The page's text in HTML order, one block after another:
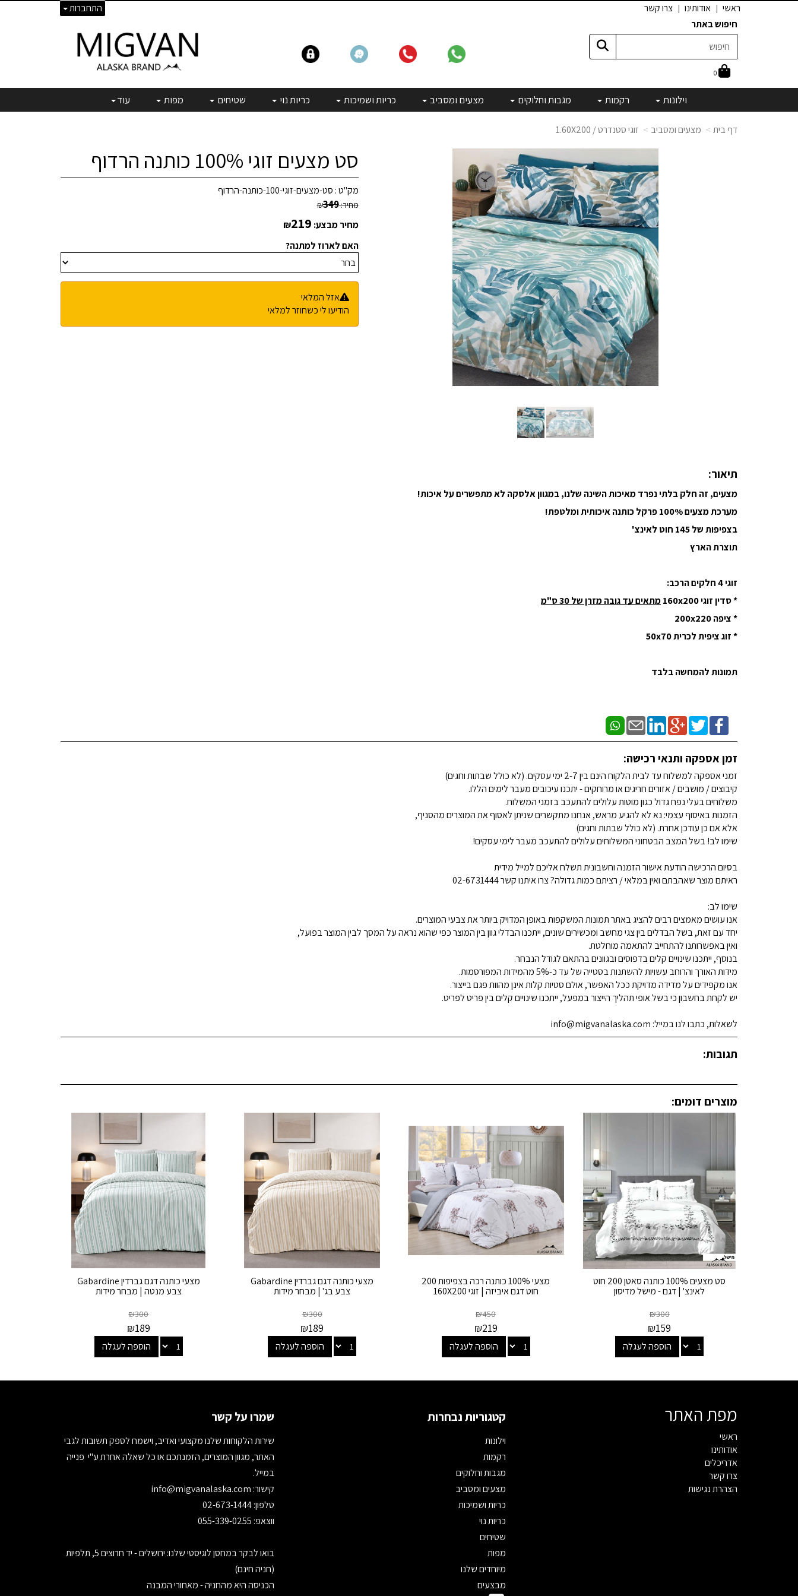
התחברות ראשי אודותינו
צרו קשר
חיפוש באתר
0
וילונות רקמות מגבות וחלוקים מצעים ומסביב כריות ושמיכות כריות נוי שטיחים מפות עוד
דף בית מצעים ומסביב זוגי סטנדרט / 1.60X200
סט מצעים זוגי 100% כותנה הרדוף
מק"ט : סט-מצעים-זוגי-100-כותנה-הרדוף
מחיר: ₪349
מחיר מבצע: ₪219
האם לארוז למתנה?
אזל המלאי
הודיעו לי כשחוזר למלאי
תיאור:
מצעים, זה חלק בלתי נפרד מאיכות השינה שלנו, במגוון אלסקה לא מתפשרים על איכות!
מערכת מצעים 100% פרקל כותנה איכותית ומלטפת!
בצפיפות של 145 חוט לאינצ'
תוצרת הארץ
זוגי 4 חלקים הרכב:
* סדין זוגי 160x200
מתאים עד גובה מזרן של 30 ס"מ
* ציפה 200x220
* זוג ציפית לכרית 50x70
תמונות להמחשה בלבד
זמן אספקה ותנאי רכישה:
זמני אספקה למשלוח עד לבית הלקוח הינם בין 2-7 ימי עסקים. (לא כולל שבתות וחגים)
קיבוצים / מושבים / אזורים חריגים או מרוחקים - יתכנו עיכובים מעבר לימים הללו.
משלוחים בעלי נפח גדול כגון מוטות עלולים להתעכב בזמני המשלוח.
הזמנות באיסוף עצמי: נא לא להגיע מראש, אנחנו מתקשרים שניתן לאסוף את המוצרים מהסניף,
אלא אם כן עודכן אחרת. (לא כולל שבתות וחגים)
שימו לב! בשל המצב הבטחוני המשלוחים עלולים להתעכב מעבר לימי עסקים!
בסיום הרכישה הודעת אישור הזמנה וחשבונית תשלח אליכם למייל מידית
ראיתם מוצר שאהבתם ואין במלאי / רציתם כמות גדולה? צרו איתנו קשר 02-6731444
שימו לב:
אנו עושים מאמצים רבים להציג באתר תמונות המשקפות באופן המדויק ביותר את צבעי המוצרים.
יחד עם זאת, בשל הבדלים בין צגי מחשב ומכשירים שונים, ייתכנו הבדלי גוון בין המוצר כפי שהוא נראה על המסך לבין המוצר בפועל,
ואין באפשרותנו להתחייב להתאמה מוחלטת.
בנוסף, ייתכנו שינויים קלים בדפוסים ובגוונים בהתאם לגודל הנבחר.
מידות האורך והרוחב עשויות להשתנות בסטייה של עד כ-5% מהמידות המפורסמות.
אנו מקפידים על מדידה מדויקת ככל האפשר, אולם סטיות קלות אינן מהוות פגם בייצור.
יש לקחת בחשבון כי בשל אופי תהליך הייצור במפעל, ייתכנו שינויים קלים בין פריט לפריט.
לשאלות, כתבו לנו במייל: info@migvanalaska.com
תגובות:
מוצרים דומים:
סט מצעים 100% כותנה סאטן 200 חוט
לאינצ' | דגם - מישל מדיסון
₪300
₪159
הוספה לעגלה
מצעי 100% כותנה רכה בצפיפות 200
חוט דגם איביזה | זוגי 160X200
₪450
₪219
הוספה לעגלה
מצעי כותנה דגם גברדין Gabardine
צבע בג' | מבחר מידות
₪300
₪189
הוספה לעגלה
מצעי כותנה דגם גברדין Gabardine
צבע מנטה | מבחר מידות
₪300
₪189
הוספה לעגלה
מפת האתר
ראשי
אודותינו
אדריכלים
צרו קשר
הצהרת נגישות
קטגוריות נבחרות
וילונות
רקמות
מגבות וחלוקים
מצעים ומסביב
כריות ושמיכות
כריות נוי
שטיחים
מפות
מיוחדים שלנו
מבצעים
שמרו על קשר
שירות הלקוחות שלנו מקצועי ואדיב, וישמח לספק תשובות לגבי
האתר, מגוון המוצרים, הזמנתכם או כל שאלה אחרת ע"י פנייה
במייל.
קישור:
טלפון: 02-673-1444
ווצאפ: 055-339-0255
בואו לבקר במחסן לוגיסטי שלנו: ירושלים - יד חרוצים 5, תלפיות
(חניה חינם)
הכניסה היא מהחניה - מאחורי המבנה